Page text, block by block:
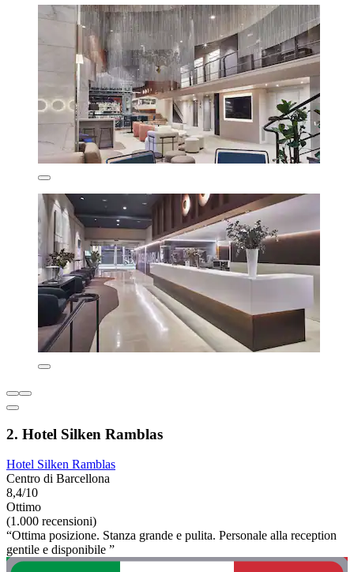
2. Hotel Silken Ramblas
Hotel Silken Ramblas
Centro di Barcellona
8,4/10
Ottimo
(1.000 recensioni)
“Ottima posizione. Stanza grande e pulita. Personale alla reception
gentile e disponibile ”